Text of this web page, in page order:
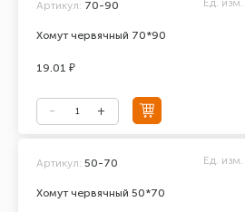
Хомут червячный 70*90
Артикул: 70-90 Ед. изм.
19.01 ₽
Хомут червячный 50*70
Артикул: 50-70 Ед. изм.